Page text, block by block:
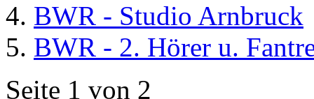
BWR - Studio Arnbruck
BWR - 2. Hörer u.
Seite 1 von 2